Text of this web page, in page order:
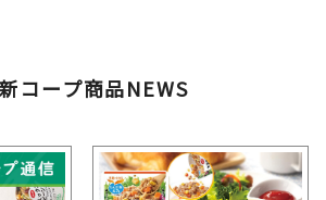
コープ商品NEWS